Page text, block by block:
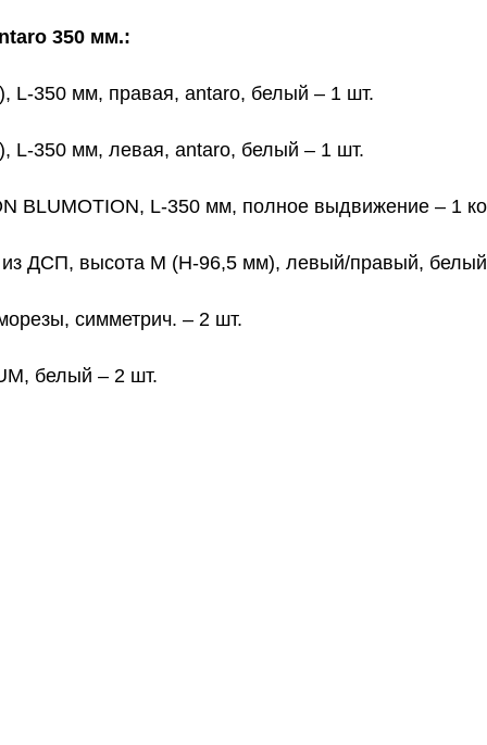
350 мм.:
L-350 мм, правая, antaro, белый – 1 шт.
L-350 мм, левая, antaro, белый – 1 шт.
BLUMOTION, L-350 мм, полное выдвижение – 1
из ДСП, высота M (H-96,5 мм), левый/правый, белый
симметрич. – 2 шт.
белый – 2 шт.